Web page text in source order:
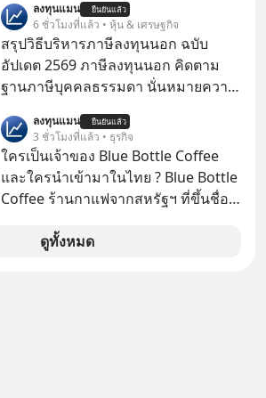
เรื่องจ้อจี้ หาคำตอบได้ที่ “ป้าเก๋าเล่ากล
โกง” EP4 ตอน “เขาบอกว่าจะได้เงิน
คืน” #ป้าเก๋าเล่ากลโกง #แก้เกมกลโกง
#อยู่อย่างยั่งยืน #Cybersecurity #เตือน
ภัยออนไลน์
ลงทุนแมน ยืนยันแล้ว
6 ชั่วโมงที่แล้ว • หุ้น & เศรษฐกิจ
สรุปวิธีบริหารภาษีลงทุนนอก ฉบับ
อัปเดต 2569 ภาษีลงทุนนอก คิดตาม
ฐานภาษีบุคคลธรรมดา นั่นหมายความ
ลงทุนแมน ยืนยันแล้ว
3 ชั่วโมงที่แล้ว • ธุรกิจ
ใครเป็นเจ้าของ Blue Bottle Coffee
และใครนำเข้ามาในไทย ? Blue Bottle
Coffee ร้านกาแฟจากสหรัฐฯ ที่ขึ้นชื่อ
แรกในประเทศไทย ที่ Central Park
ดูทั้งหมด